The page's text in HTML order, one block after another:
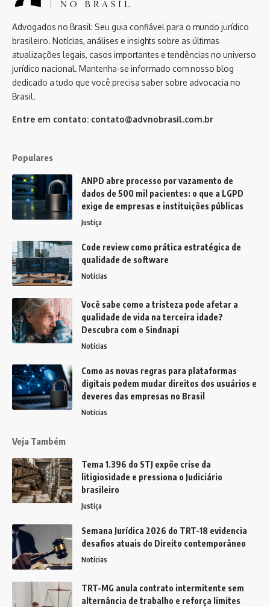
Advogados no Brasil: Seu guia confiável para o mundo jurídico
brasileiro. Notícias, análises e insights sobre as últimas
atualizações legais, casos importantes e tendências no universo
jurídico nacional. Mantenha-se informado com nosso blog
dedicado a tudo que você precisa saber sobre advocacia no
Brasil.
Entre em contato: contato@advnobrasil.com.br
Populares
ANPD abre processo por vazamento de
dados de 500 mil pacientes: o que a LGPD
exige de empresas e instituições públicas
Justiça
Code review como prática estratégica de
qualidade de software
Notícias
Você sabe como a tristeza pode afetar a
qualidade de vida na terceira idade?
Descubra com o Sindnapi
Notícias
Como as novas regras para plataformas
digitais podem mudar direitos dos usuários e
deveres das empresas no Brasil
Notícias
Veja Também
Tema 1.396 do STJ expõe crise da
litigiosidade e pressiona o Judiciário
brasileiro
Justiça
Semana Jurídica 2026 do TRT-18 evidencia
desafios atuais do Direito contemporâneo
Notícias
TRT-MG anula contrato intermitente sem
alternância de trabalho e reforça limites